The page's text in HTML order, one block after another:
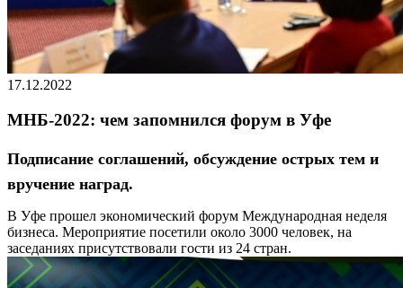
17.12.2022
МНБ-2022: чем запомнился форум в Уфе
Подписание соглашений, обсуждение острых тем и
вручение наград.
В Уфе прошел экономический форум Международная неделя
бизнеса. Мероприятие посетили около 3000 человек, на
заседаниях присутствовали гости из 24 стран.